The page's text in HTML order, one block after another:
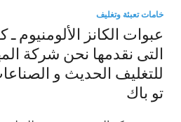
خامات تعبئة وتغليف
عبوات الكانز الألومنيوم
التى نقدمها نحن شركة
للتغليف الحديث و
تو باك